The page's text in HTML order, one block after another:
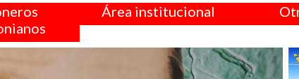
Área institucional